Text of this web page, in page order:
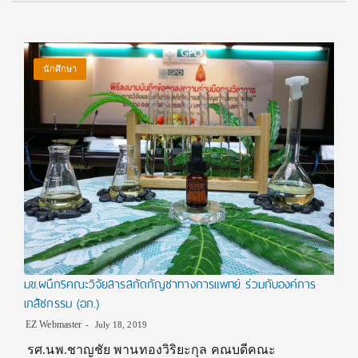
นักศึกษา
มข.ผนึก5คณะวิจัยสารสกัดกัญชาทางการแพทย์ ร่วมกับองค์การ
เภสัชกรรม (อภ.)
EZ Webmaster July 18, 2019
รศ.นพ.ชาญชัย พานทองวิริยะกุล คณบดีคณะ